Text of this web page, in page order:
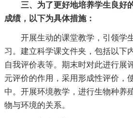
三、为了更好地培养学生良好
成绩，以下为具体措施：
开展生动的课堂教学，引领学
习。建立科学课文件夹，包括以下
自我评价表等。期末时对此进行展
元评价的作用，采用形成性评价，
中。开展环境教学，进行生物种养
物与环境的关系。